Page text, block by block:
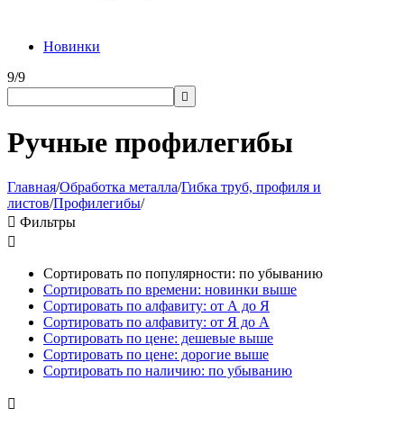
Новинки
9/9

Ручные профилегибы
Главная/Обработка металла/Гибка труб, профиля и
листов/Профилегибы/
 Фильтры

Сортировать по популярности: по убыванию
Сортировать по времени: новинки выше
Сортировать по алфавиту: от А до Я
Сортировать по алфавиту: от Я до А
Сортировать по цене: дешевые выше
Сортировать по цене: дорогие выше
Сортировать по наличию: по убыванию
